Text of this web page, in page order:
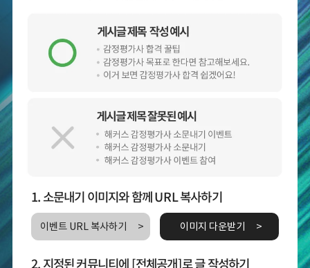
1. 소문내기 이미지와 함께 URL 복사하기
이벤트 URL 복사하기 이미지 다운받기
2. 지정된 커뮤니티에 [전체공개]로 글 작성하기